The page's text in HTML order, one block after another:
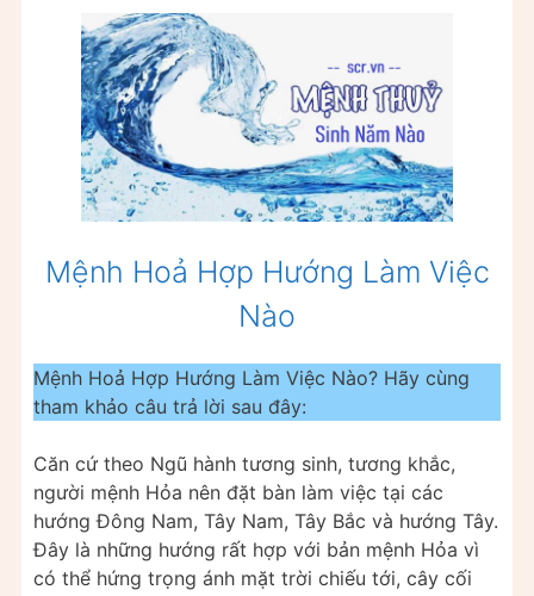
Mệnh Hoả Hợp Hướng Làm Việc
Nào
Mệnh Hoả Hợp Hướng Làm Việc Nào? Hãy cùng
tham khảo câu trả lời sau đây:
Căn cứ theo Ngũ hành tương sinh, tương khắc,
người mệnh Hỏa nên đặt bàn làm việc tại các
hướng Đông Nam, Tây Nam, Tây Bắc và hướng Tây.
Đây là những hướng rất hợp với bản mệnh Hỏa vì
có thể hứng trọng ánh mặt trời chiếu tới, cây cối